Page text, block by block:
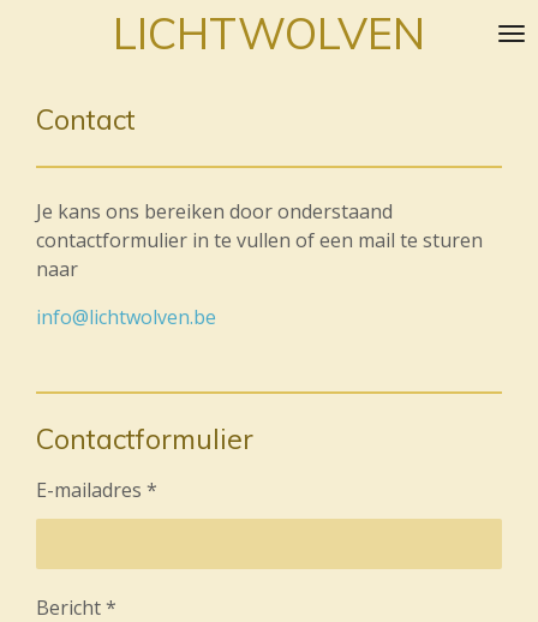
LICHTWOLVEN
Contact
Je kans ons bereiken door onderstaand
contactformulier in te vullen of een mail te sturen
naar
info@lichtwolven.be
Contactformulier
E-mailadres *
Bericht *